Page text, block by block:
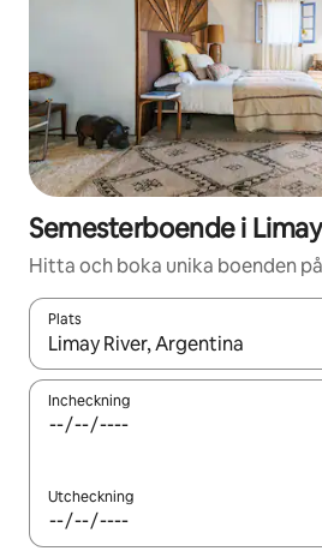
Semesterboende i
Hitta och boka unika boenden
Plats
När resultaten är tillgängliga kan
Incheckning
Utcheckning